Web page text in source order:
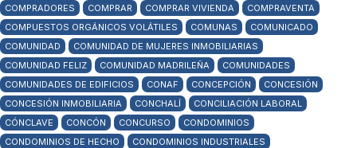
COMPRADORES COMPRAR COMPRAR VIVIENDA
COMPRAVENTA
COMPUESTOS ORGÁNICOS VOLÁTILES
COMUNAS
COMUNICADO
COMUNIDAD
COMUNIDAD DE MUJERES INMOBILIARIAS
COMUNIDAD FELIZ
COMUNIDAD MADRILEÑA
COMUNIDADES
COMUNIDADES DE EDIFICIOS
CONAF CONCEPCIÓN
CONCESIÓN
CONCESIÓN INMOBILIARIA
CONCHALÍ
CONCILIACIÓN LABORAL
CÓNCLAVE
CONCÓN CONCURSO
CONDOMINIOS
CONDOMINIOS DE HECHO
CONDOMINIOS INDUSTRIALES